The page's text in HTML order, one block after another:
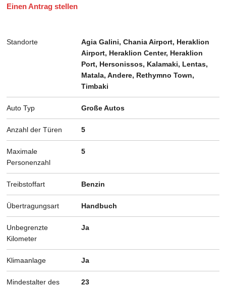
Einen Antrag stellen
Standorte
Agia Galini, Chania Airport, Heraklion
Airport, Heraklion Center, Heraklion
Port, Hersonissos, Kalamaki, Lentas,
Matala, Andere, Rethymno Town,
Timbaki
Auto Typ Große Autos
Anzahl der Türen 5
Maximale
Personenzahl
5
Treibstoffart Benzin
Übertragungsart Handbuch
Unbegrenzte
Kilometer
Ja
Klimaanlage Ja
Mindestalter des
23